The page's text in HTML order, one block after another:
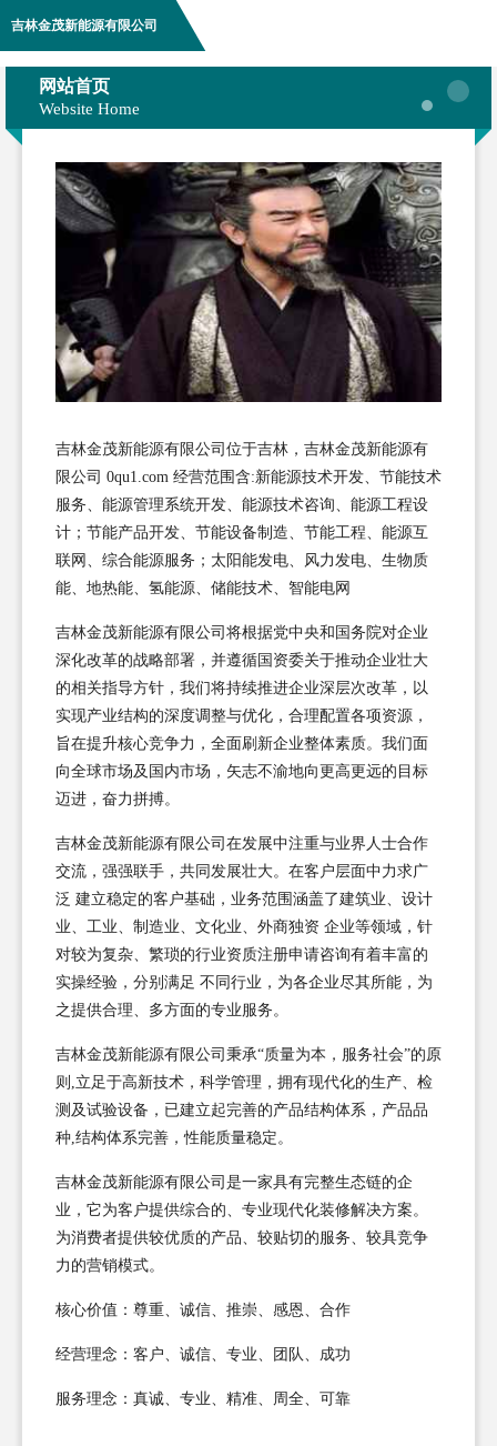
吉林金茂新能源有限公司
网站首页
Website Home
吉林金茂新能源有限公司位于吉林，吉林金茂新能源有
限公司 0qu1.com 经营范围含:新能源技术开发、节能技术
服务、能源管理系统开发、能源技术咨询、能源工程设
计；节能产品开发、节能设备制造、节能工程、能源互
联网、综合能源服务；太阳能发电、风力发电、生物质
能、地热能、氢能源、储能技术、智能电网
吉林金茂新能源有限公司将根据党中央和国务院对企业
深化改革的战略部署，并遵循国资委关于推动企业壮大
的相关指导方针，我们将持续推进企业深层次改革，以
实现产业结构的深度调整与优化，合理配置各项资源，
旨在提升核心竞争力，全面刷新企业整体素质。我们面
向全球市场及国内市场，矢志不渝地向更高更远的目标
迈进，奋力拼搏。
吉林金茂新能源有限公司在发展中注重与业界人士合作
交流，强强联手，共同发展壮大。在客户层面中力求广
泛 建立稳定的客户基础，业务范围涵盖了建筑业、设计
业、工业、制造业、文化业、外商独资 企业等领域，针
对较为复杂、繁琐的行业资质注册申请咨询有着丰富的
实操经验，分别满足 不同行业，为各企业尽其所能，为
之提供合理、多方面的专业服务。
吉林金茂新能源有限公司秉承“质量为本，服务社会”的原
则,立足于高新技术，科学管理，拥有现代化的生产、检
测及试验设备，已建立起完善的产品结构体系，产品品
种,结构体系完善，性能质量稳定。
吉林金茂新能源有限公司是一家具有完整生态链的企
业，它为客户提供综合的、专业现代化装修解决方案。
为消费者提供较优质的产品、较贴切的服务、较具竞争
力的营销模式。
核心价值：尊重、诚信、推崇、感恩、合作
经营理念：客户、诚信、专业、团队、成功
服务理念：真诚、专业、精准、周全、可靠